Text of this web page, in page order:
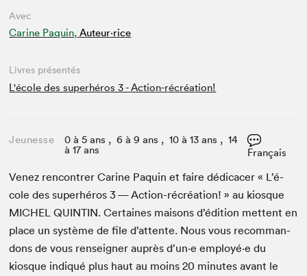
Avec
Carine Paquin, Auteur·rice
Livres présentés
L'école des superhéros 3 - Action-récréation!
Jeunesse 0 à 5 ans , 6 à 9 ans , 10 à 13 ans , 14
à 17 ans Français
Venez ren­con­tr­er Carine Paquin et faire dédi­cac­er « L’é­
cole des super­héros3— Action-récréa­tion! » au kiosque
MICHEL QUINTIN. Cer­taines maisons d’édi­tion met­tent en
place un sys­tème de file d’at­tente. Nous vous recom­man­
dons de vous ren­seign­er auprès d’un·e employé·e du
kiosque indiqué plus haut au moins20 min­utes avant le